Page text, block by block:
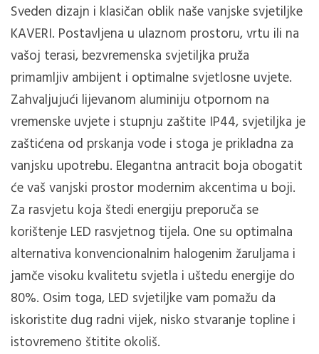
Sveden dizajn i klasičan oblik naše vanjske svjetiljke
KAVERI. Postavljena u ulaznom prostoru, vrtu ili na
vašoj terasi, bezvremenska svjetiljka pruža
primamljiv ambijent i optimalne svjetlosne uvjete.
Zahvaljujući lijevanom aluminiju otpornom na
vremenske uvjete i stupnju zaštite IP44, svjetiljka je
zaštićena od prskanja vode i stoga je prikladna za
vanjsku upotrebu. Elegantna antracit boja obogatit
će vaš vanjski prostor modernim akcentima u boji.
Za rasvjetu koja štedi energiju preporuča se
korištenje LED rasvjetnog tijela. One su optimalna
alternativa konvencionalnim halogenim žaruljama i
jamče visoku kvalitetu svjetla i uštedu energije do
80%. Osim toga, LED svjetiljke vam pomažu da
iskoristite dug radni vijek, nisko stvaranje topline i
istovremeno štitite okoliš.